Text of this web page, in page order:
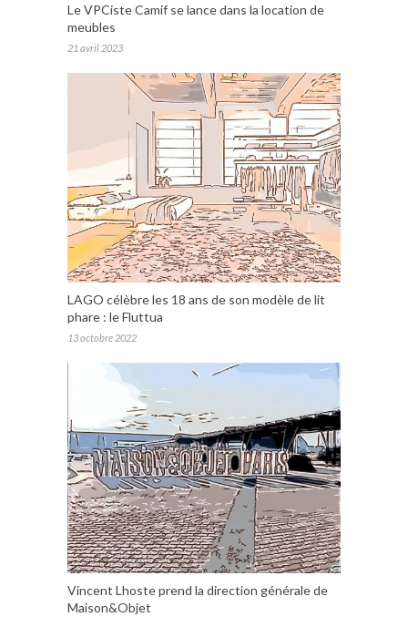
Le VPCiste Camif se lance dans la location de
meubles
21 avril 2023
LAGO célèbre les 18 ans de son modèle de lit
phare : le Fluttua
13 octobre 2022
Vincent Lhoste prend la direction générale de
Maison&Objet